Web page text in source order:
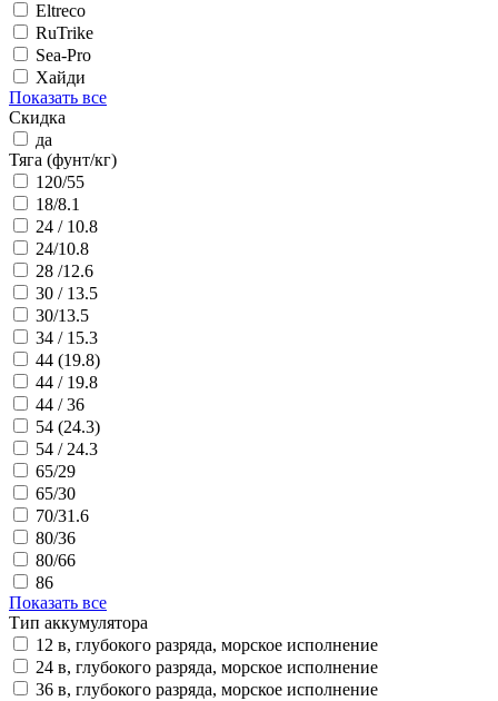
Eltreco
RuTrike
Sea-Pro
Хайди
Показать все
Скидка
да
Тяга (фунт/кг)
120/55
18/8.1
24 / 10.8
24/10.8
28 /12.6
30 / 13.5
30/13.5
34 / 15.3
44 (19.8)
44 / 19.8
44 / 36
54 (24.3)
54 / 24.3
65/29
65/30
70/31.6
80/36
80/66
86
Показать все
Тип аккумулятора
12 в, глубокого разряда, морское исполнение
24 в, глубокого разряда, морское исполнение
36 в, глубокого разряда, морское исполнение